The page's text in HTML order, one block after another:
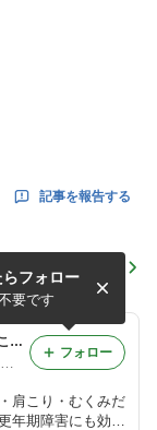
記事を報告する
】毎日が楽しみ
うになってきた
八戸の毒出し深層リンパマッサージで肩こり・むくみ・頭痛のお悩み一気に解消！寝てるだけで老廃物強制排泄で体質改善
肩こり・むくみだ
年期障害にも効果
フォロー
要です
フォロー